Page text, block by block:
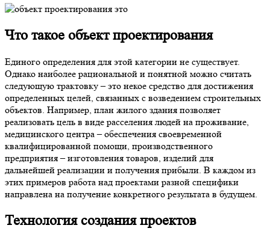
Что такое объект проектирования
Единого определения для этой категории не существует.
Однако наиболее рациональной и понятной можно считать
следующую трактовку – это некое средство для достижения
определенных целей, связанных с возведением строительных
объектов. Например, план жилого здания позволяет
реализовать цель в виде расселения людей на проживание,
медицинского центра – обеспечения своевременной
квалифицированной помощи, производственного
предприятия – изготовления товаров, изделий для
дальнейшей реализации и получения прибыли. В каждом из
этих примеров работа над проектами разной специфики
направлена на получение конкретного результата в будущем.
Технология создания проектов